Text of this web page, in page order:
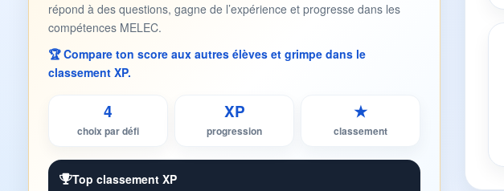
répond à des questions, gagne de l’expérience et progresse dans les
compétences MELEC.
🏆 Compare ton score aux autres élèves et grimpe dans le
classement XP.
4
choix par défi
XP
progression
★
classement
Top classement XP